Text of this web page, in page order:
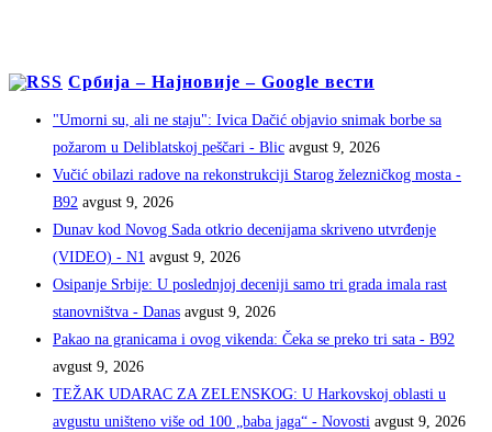
Србија – Најновије – Google вести
"Umorni su, ali ne staju": Ivica Dačić objavio snimak borbe sa
požarom u Deliblatskoj peščari - Blic avgust 9, 2026
Vučić obilazi radove na rekonstrukciji Starog železničkog mosta -
B92 avgust 9, 2026
Dunav kod Novog Sada otkrio decenijama skriveno utvrđenje
(VIDEO) - N1 avgust 9, 2026
Osipanje Srbije: U poslednjoj deceniji samo tri grada imala rast
stanovništva - Danas avgust 9, 2026
Pakao na granicama i ovog vikenda: Čeka se preko tri sata - B92
avgust 9, 2026
TEŽAK UDARAC ZA ZELENSKOG: U Harkovskoj oblasti u
avgustu uništeno više od 100 „baba jaga“ - Novosti avgust 9, 2026